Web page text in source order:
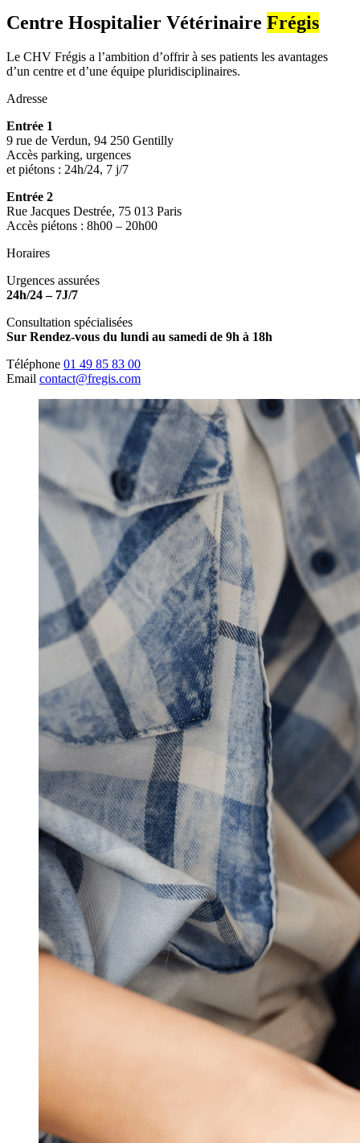
Centre Hospitalier Vétérinaire Frégis
Le CHV Frégis a l’ambition d’offrir à ses patients les avantages
d’un centre et d’une équipe pluridisciplinaires.
Adresse
Entrée 1
9 rue de Verdun, 94 250 Gentilly
Accès parking, urgences
et piétons : 24h/24, 7 j/7
Entrée 2
Rue Jacques Destrée, 75 013 Paris
Accès piétons : 8h00 – 20h00
Horaires
Urgences assurées
24h/24 – 7J/7
Consultation spécialisées
Sur Rendez-vous du lundi au samedi de 9h à 18h
Téléphone 01 49 85 83 00
Email contact@fregis.com